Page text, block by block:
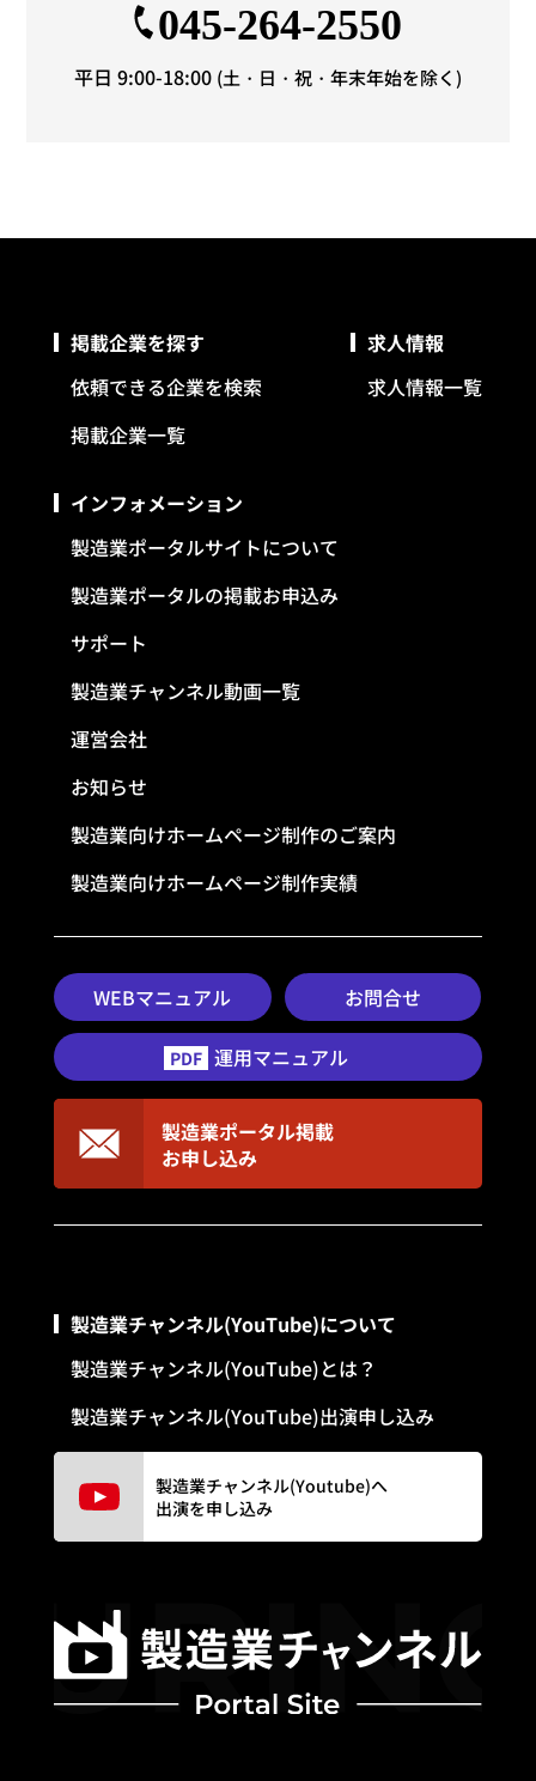
045-264-2550
平日 9:00-18:00 (土・日・祝・年末年始を除く)
掲載企業を探す
依頼できる企業を検索
掲載企業一覧
求人情報
求人情報一覧
インフォメーション
製造業ポータルサイトについて
製造業ポータルの掲載お申込み
サポート
製造業チャンネル動画一覧
運営会社
お知らせ
製造業向けホームページ制作のご案内
製造業向けホームページ制作実績
WEBマニュアル お問合せ
PDF 運用マニュアル
製造業ポータル掲載
お申し込み
製造業チャンネル(YouTube)について
製造業チャンネル(YouTube)とは？
製造業チャンネル(YouTube)出演申し込み
製造業チャンネル(Youtube)へ
出演を申し込み